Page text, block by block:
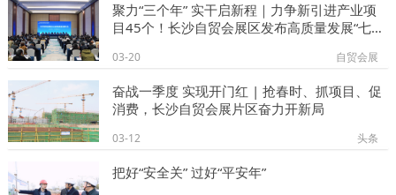
聚力“三个年” 实干启新程｜力争新引进产业项
目45个！长沙自贸会展区发布高质量发展“七大
03-20 自贸会展
奋战一季度 实现开门红 | 抢春时、抓项目、促
消费，长沙自贸会展片区奋力开新局
03-12 头条
把好“安全关” 过好“平安年”